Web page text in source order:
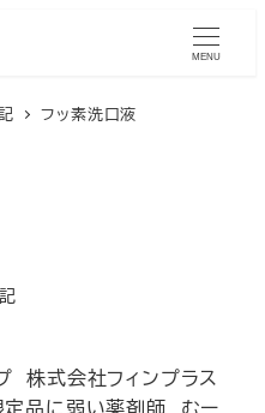
MENU
フッ素洗口液
ー
株式会社フィンプラス
品に弱い薬剤師 むー